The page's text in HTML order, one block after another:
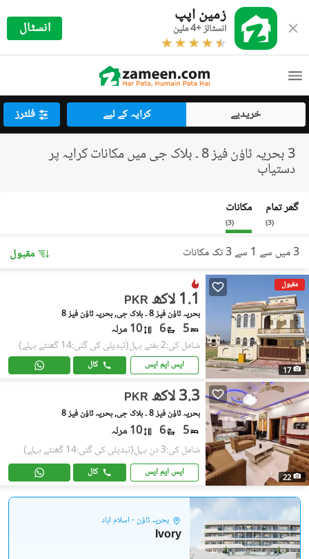
زمین اپپ
انسٹالز +4 ملین انسٹال
خریدیے کرایہ کے لیے فلٹرز
3 بحریہ ٹاؤن فیز 8 ۔ بلاک جی میں مکانات کرایہ پر
دستیاب
گھر تمام
(
3
)
مکانات
(
3
)
3 میں سے 1 سے 3 تک مکانات مقبول
مقبول
17
PKR 1.1 لاکھ
بحریہ ٹاؤن فیز 8 ۔ بلاک جی, بحریہ ٹاؤن فیز 8
5
6 10 مرلہ
شامل کی:2 ہفتے پہل (تبدیلی کی گئی:14 گھنٹے پہلے)
ایس ایم ایس کال
22
PKR 3.3 لاکھ
بحریہ ٹاؤن فیز 8 ۔ بلاک جی, بحریہ ٹاؤن فیز 8
5
6 10 مرلہ
شامل کی:3 دن پہل (تبدیلی کی گئی:14 گھنٹے پہلے)
ایس ایم ایس کال
بحریہ ٹاؤن - اسلام آباد
Ivory